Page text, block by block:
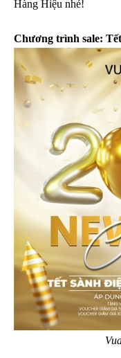
Hàng Hiệu nhé!
Chương trình sale: